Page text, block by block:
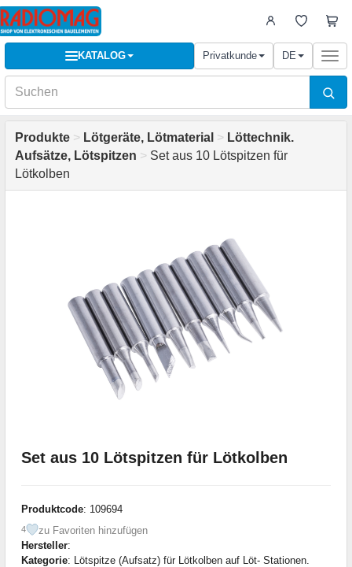
KATALOG Privatkunde DE
Produkte > Lötgeräte, Lötmaterial > Löttechnik.
Aufsätze, Lötspitzen > Set aus 10 Lötspitzen für
Lötkolben
Set aus 10 Lötspitzen für Lötkolben
Produktcode: 109694
4
zu Favoriten hinzufügen
Hersteller:
Kategorie: Lötspitze (Aufsatz) für Lötkolben auf Löt- Stationen.